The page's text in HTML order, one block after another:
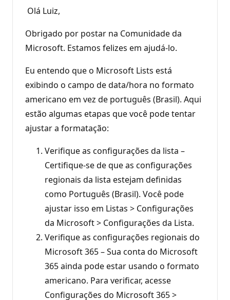
Olá Luiz,
Obrigado por postar na Comunidade da
Microsoft. Estamos felizes em ajudá-lo.
Eu entendo que o Microsoft Lists está
exibindo o campo de data/hora no formato
americano em vez de português (Brasil). Aqui
estão algumas etapas que você pode tentar
ajustar a formatação:
Verifique as configurações da lista –
Certifique-se de que as configurações
regionais da lista estejam definidas
como Português (Brasil). Você pode
ajustar isso em Listas > Configurações
da Microsoft > Configurações da Lista.
Verifique as configurações regionais do
Microsoft 365 – Sua conta do Microsoft
365 ainda pode estar usando o formato
americano. Para verificar, acesse
Configurações do Microsoft 365 >